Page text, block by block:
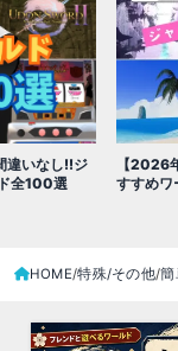
ジャンル別お
【
HOME 特殊/その他 簡